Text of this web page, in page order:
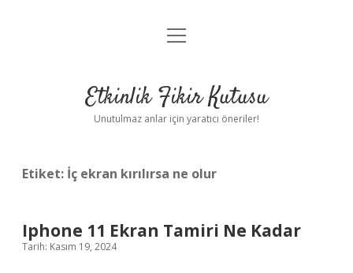
Anasayfa
Yasal Uyarı
menüyü
Etkinlik Fikir Kutusu
Unutulmaz anlar için yaratıcı öneriler!
Etiket: İç ekran kırılırsa ne olur
Iphone 11 Ekran Tamiri Ne Kadar
Tarih: Kasım 19, 2024